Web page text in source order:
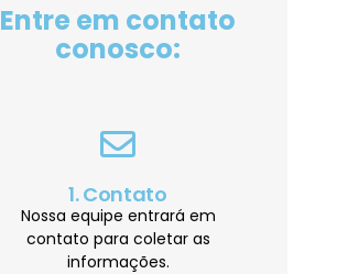
Entre em contato
conosco:
1. Contato
Nossa equipe entrará em
contato para coletar as
informações.